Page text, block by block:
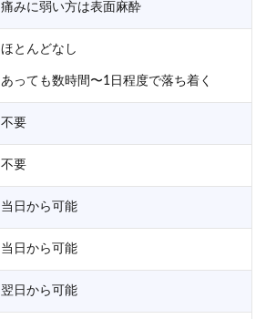
痛みに弱い方は表面麻酔
ほとんどなし
あっても数時間〜1日程度で落ち着く
不要
不要
当日から可能
当日から可能
翌日から可能